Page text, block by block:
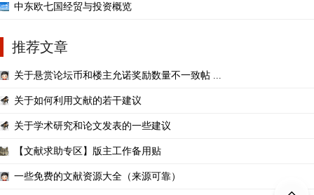
中东欧七国经贸与投资概览
推荐文章
关于悬赏论坛币和楼主允诺奖励数量不一致帖 ...
关于如何利用文献的若干建议
关于学术研究和论文发表的一些建议
【文献求助专区】版主工作备用贴
一些免费的文献资源大全（来源可靠）